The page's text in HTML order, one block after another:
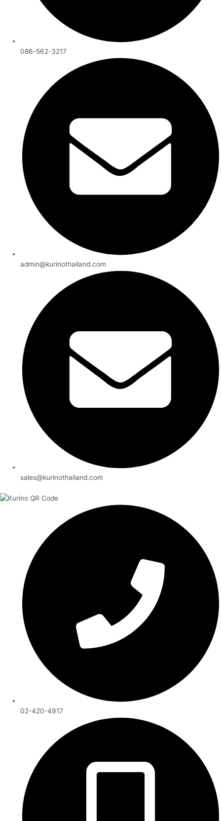
086-562-3217
admin@kurinothailand.com
sales@kurinothailand.com
02-420-4917